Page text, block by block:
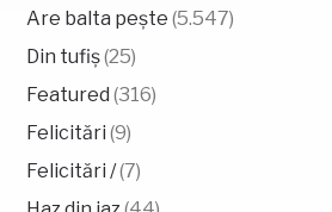
Are balta pește (5.547)
Din tufiș(25)
Featured (316)
Felicitări (9)
Felicitări /(7)